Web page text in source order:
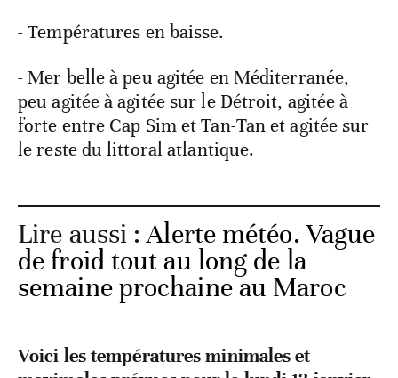
- Températures en baisse.
- Mer belle à peu agitée en Méditerranée,
peu agitée à agitée sur le Détroit, agitée à
forte entre Cap Sim et Tan-Tan et agitée sur
le reste du littoral atlantique.
Lire aussi :Alerte météo. Vague
de froid tout au long de la
semaine prochaine au Maroc
Voici les températures minimales et